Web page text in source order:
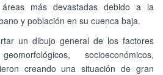
más devastadas debido a la
y población en su cuenca baja.
un dibujo general de los factores
socioeconómicos,
creando una situación de gran